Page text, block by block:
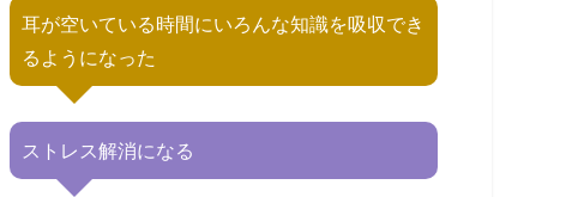
耳が空いている時間にいろんな知識を吸収でき
るようになった
ストレス解消になる